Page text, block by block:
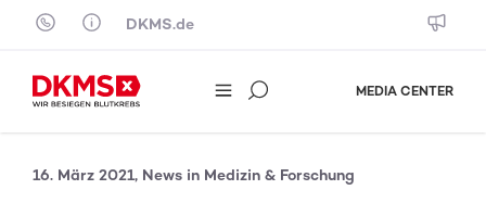
Skip to content
DKMS.de
MEDIA CENTER
16. März 2021, News in Medizin & Forschung